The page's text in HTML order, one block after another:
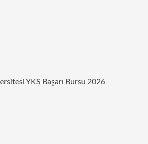
YKS Başarı Bursu 2026